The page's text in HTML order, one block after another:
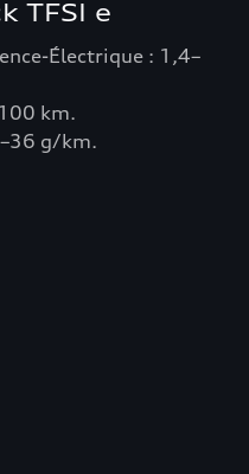
TFSI e
Électrique : 1,4–
km.
g/km.